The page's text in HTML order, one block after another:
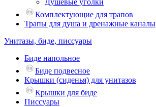
Душевые уголки
Комплектующие для трапов
Трапы для душа и дренажные каналы
Унитазы, биде, писсуары
Биде напольное
Биде подвесное
Крышки (сиденья) для унитазов
Крышки для биде
Писсуары